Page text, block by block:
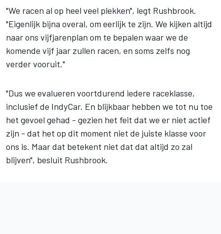
"We racen al op heel veel plekken", legt Rushbrook.
"Eigenlijk bijna overal, om eerlijk te zijn. We kijken altijd
naar ons vijfjarenplan om te bepalen waar we de
komende vijf jaar zullen racen, en soms zelfs nog
verder vooruit."
"Dus we evalueren voortdurend iedere raceklasse,
inclusief de IndyCar. En blijkbaar hebben we tot nu toe
het gevoel gehad - gezien het feit dat we er niet actief
zijn - dat het op dit moment niet de juiste klasse voor
ons is. Maar dat betekent niet dat dat altijd zo zal
blijven", besluit Rushbrook.